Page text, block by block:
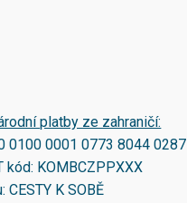
platby ze zahraničí:
0100 0001 0773 8044 0287
kód: KOMBCZPPXXX
CESTY K SOBĚ